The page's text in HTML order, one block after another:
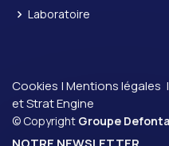
Laboratoire
Cookies |Mentions légales
etStrat Engine
© Copyright Groupe